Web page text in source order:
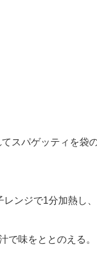
スパゲッティを袋
ンジで1分加熱し、
で味をととのえる。